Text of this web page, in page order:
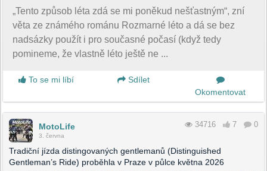
„Tento způsob léta zdá se mi poněkud nešťastným“, zní
věta ze známého románu Rozmarné léto a dá se bez
nadsázky použít i pro současné počasí (když tedy
pomineme, že vlastně léto ještě ne ...
To se mi líbí
Sdílet
Okomentovat
MotoLife
3. června
34716 7 0
Tradiční jízda distingovaných gentlemanů (Distinguished
Gentleman’s Ride) proběhla v Praze v půlce května 2026